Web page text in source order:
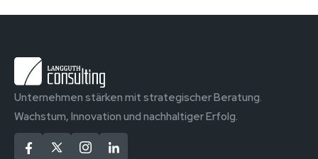
Unternehmen stärken mit strategischer Beratung.
Wachstum, Innovation und nachhaltiger Erfolg.